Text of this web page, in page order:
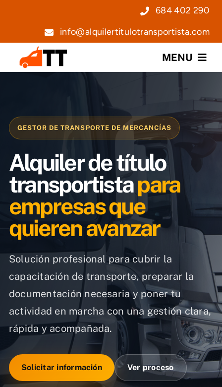
684 402 290
info@alquilertitulotransportista.com
MENU
Servicios
Noticias
Contacto
GESTOR DE TRANSPORTE DE MERCANCÍAS
Alquiler de título
transportistapara
empresas que
quieren avanzar
Solución profesional para cubrir la
capacitación de transporte, preparar la
documentación necesaria y poner tu
actividad en marcha con una gestión clara,
rápida y acompañada.
Solicitar información Ver proceso